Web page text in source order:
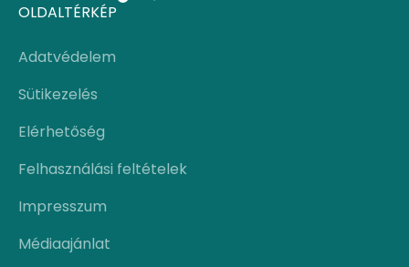
OLDALTÉRKÉP
Adatvédelem
Sütikezelés
Elérhetőség
Felhasználási feltételek
Impresszum
Médiaajánlat